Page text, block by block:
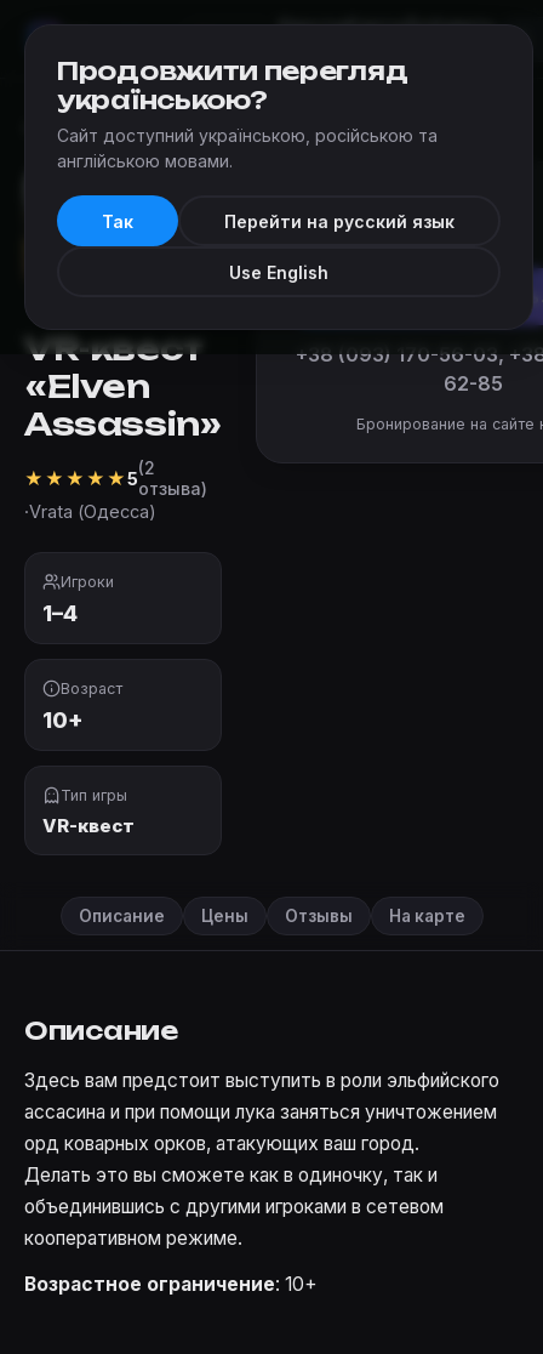
КвестыКартаДобавить
Квесты › Vrata (Одесса) Elven Assassin
VR-квест
«Elven
Assassin»
★ ★ ★ ★ ★5(2
отзыва)
·Vrata (Одесса)
Игроки
1–4
Возраст
10+
Тип игры
VR-квест
от 250 ₴
+38 (093) 170-56-03,
62-85
Бронирование на сайте
Описание Цены Отзывы На карте
Описание
Здесь вам предстоит выступить в роли эльфийского
ассасина и при помощи лука заняться уничтожением
орд коварных орков, атакующих ваш город.
Делать это вы сможете как в одиночку, так и
объединившись с другими игроками в сетевом
кооперативном режиме.
Возрастное ограничение: 10+
Продовжити перегляд
українською?
Сайт доступний українською, російською та
англійською мовами.
Так Перейти на русский язык
Use English